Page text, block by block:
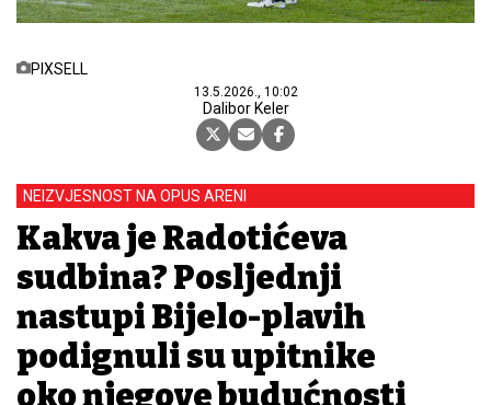
PIXSELL
13.5.2026., 10:02
Dalibor Keler
NEIZVJESNOST NA OPUS ARENI
Kakva je Radotićeva
sudbina? Posljednji
nastupi Bijelo-plavih
podignuli su upitnike
oko njegove budućnosti